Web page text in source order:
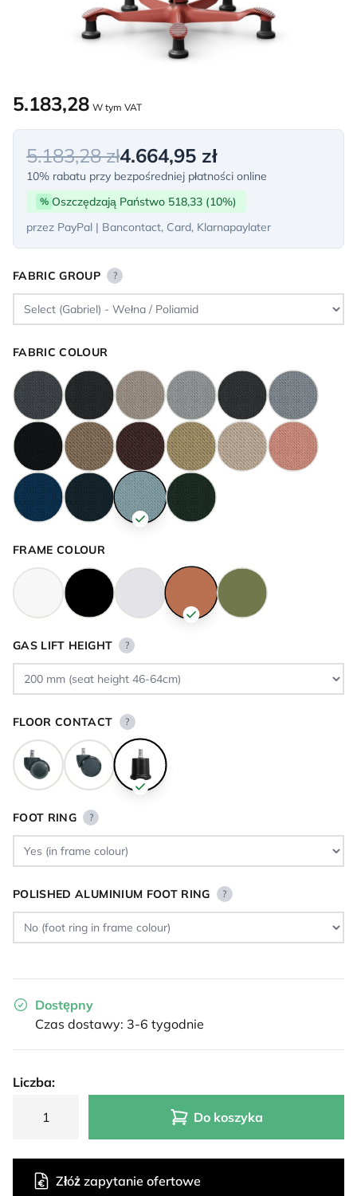
5.183,28 W tym VAT
5.183,28 zł4.664,95 zł
10% rabatu przy bezpośredniej płatności online
% Oszczędzają Państwo 518,33 (10%)
przez PayPal | Bancontact, Card, Klarnapaylater
FABRIC GROUP ?
FABRIC COLOUR
FRAME COLOUR
GAS LIFT HEIGHT ?
FLOOR CONTACT ?
FOOT RING ?
POLISHED ALUMINIUM FOOT RING ?
Dostępny
Czas dostawy: 3-6 tygodnie
Liczba:
Do koszyka
Złóż zapytanie ofertowe